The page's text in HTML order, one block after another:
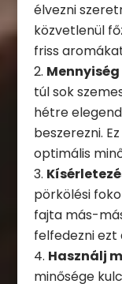
élvezni
közvetlenül
friss
túl sok
hétre
beszerezni.
optimális
pörkölési
fajta más-
felfedezni ezt
Használj
minősége